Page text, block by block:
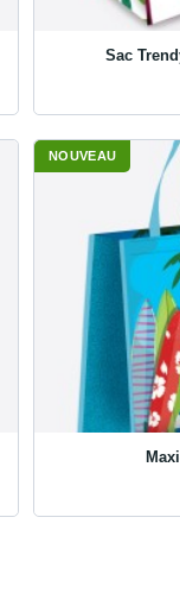
Sac
NOUVEAU